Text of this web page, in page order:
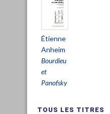
Étienne
Anheim
Bourdieu
et
Panofsky
TOUS LES TITRES